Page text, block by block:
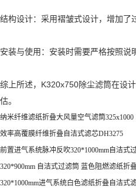
结构设计：采用褶皱式设计，增加了
安装与使用：安装时需要严格按照说
综上所述，K320x750除尘滤筒在设
估。
纳米纤维滤纸折叠大风量空气滤筒325x1000
效率高覆膜纤维折叠自洁式滤芯DH3275
前置进气系统脉冲反吹320*1000mm自洁式
320*900mm 自洁式过滤筒 蓝色阻燃滤纸折
320*1000mm进气系统白色滤纸折叠自洁式